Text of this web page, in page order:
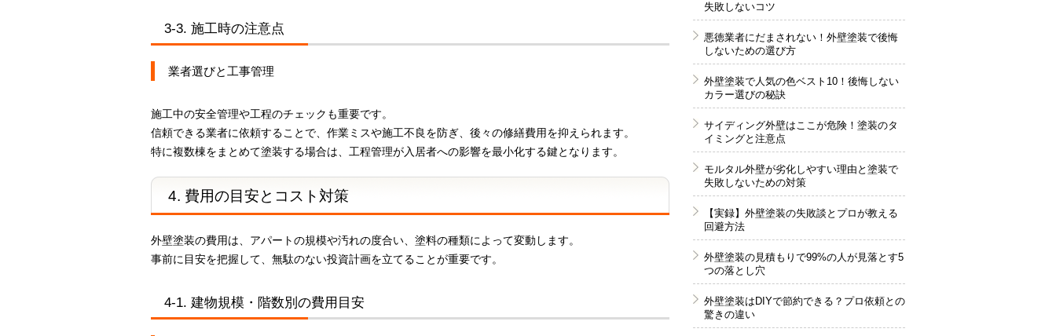
3-3. 施工時の注意点
業者選びと工事管理
施工中の安全管理や工程のチェックも重要です。
信頼できる業者に依頼することで、作業ミスや施工不良を防ぎ、後々の修繕費用を抑えられます。
特に複数棟をまとめて塗装する場合は、工程管理が入居者への影響を最小化する鍵となります。
4. 費用の目安とコスト対策
外壁塗装の費用は、アパートの規模や汚れの度合い、塗料の種類によって変動します。
事前に目安を把握して、無駄のない投資計画を立てることが重要です。
4-1. 建物規模・階数別の費用目安
失敗しないコツ
悪徳業者にだまされない！外壁塗装で後悔
しないための選び方
外壁塗装で人気の色ベスト10！後悔しない
カラー選びの秘訣
サイディング外壁はここが危険！塗装のタ
イミングと注意点
モルタル外壁が劣化しやすい理由と塗装で
失敗しないための対策
【実録】外壁塗装の失敗談とプロが教える
回避方法
外壁塗装の見積もりで99%の人が見落とす5
つの落とし穴
外壁塗装はDIYで節約できる？プロ依頼との
驚きの違い